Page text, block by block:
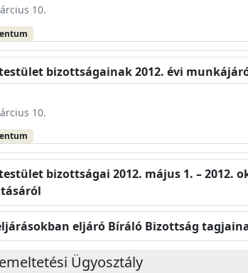
10.
bizottságainak 2012. évi
10.
bizottságai 2012. május 1. –
eljáró Bíráló Bizottság
Ügyosztály